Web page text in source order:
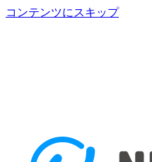
コンテンツにスキップ